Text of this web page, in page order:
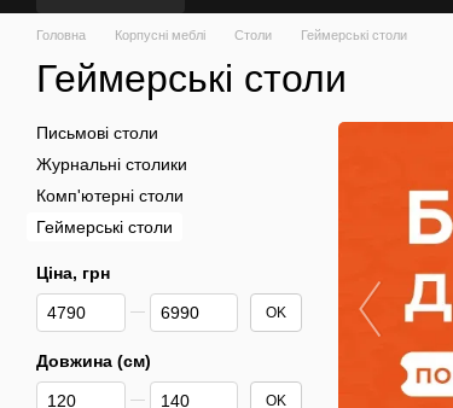
Головна Корпусні меблі Столи Геймерські столи
Геймерські столи
Письмові столи
Журнальні столики
Комп'ютерні столи
Геймерські столи
Ціна, грн
Від Ціна, грн
До Ціна, грн OK
Довжина (см)
Від Довжина (см)
До Довжина (см) OK